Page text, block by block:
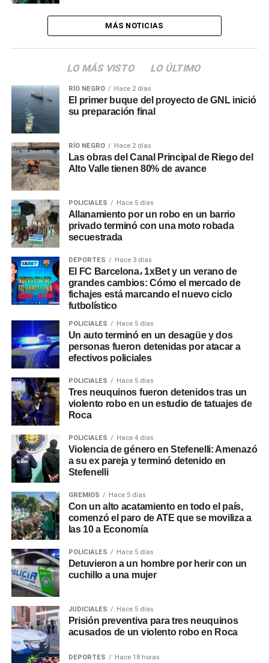
MÁS NOTICIAS
LO MÁS VISTO LO ÚLTIMO
RÍO NEGRO Hace 2 días
El primer buque del proyecto de GNL inició
su preparación final
RÍO NEGRO Hace 2 días
Las obras del Canal Principal de Riego del
Alto Valle tienen 80% de avance
POLICIALES Hace 5 días
Allanamiento por un robo en un barrio
privado terminó con una moto robada
secuestrada
DEPORTES Hace 3 días
El FC Barcelona، 1xBet y un verano de
grandes cambios: Cómo el mercado de
fichajes está marcando el nuevo ciclo
futbolístico
POLICIALES Hace 5 días
Un auto terminó en un desagüe y dos
personas fueron detenidas por atacar a
efectivos policiales
POLICIALES Hace 5 días
Tres neuquinos fueron detenidos tras un
violento robo en un estudio de tatuajes de
Roca
POLICIALES Hace 4 días
Violencia de género en Stefenelli: Amenazó
a su ex pareja y terminó detenido en
Stefenelli
GREMIOS Hace 5 días
Con un alto acatamiento en todo el país,
comenzó el paro de ATE que se moviliza a
las 10 a Economía
POLICIALES Hace 5 días
Detuvieron a un hombre por herir con un
cuchillo a una mujer
JUDICIALES Hace 5 días
Prisión preventiva para tres neuquinos
acusados de un violento robo en Roca
DEPORTES Hace 18 horas